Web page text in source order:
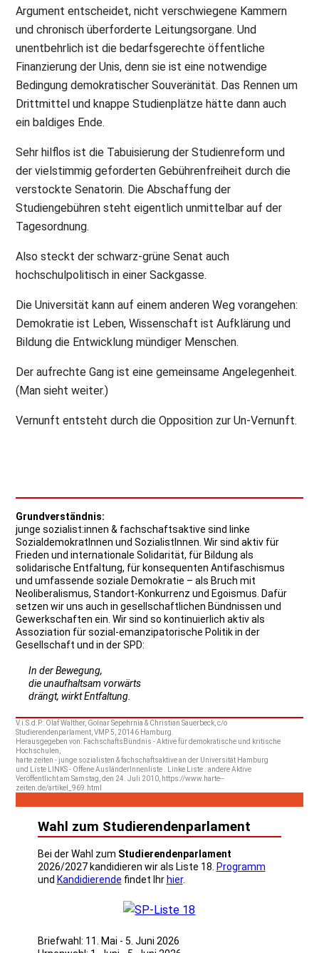
Argument entscheidet, nicht verschwiegene Kammern
und chronisch überforderte Leitungsorgane. Und
unentbehrlich ist die bedarfsgerechte öffentliche
Finanzierung der Unis, denn sie ist eine notwendige
Bedingung demokratischer Souveränität. Das Rennen um
Drittmittel und knappe Studienplätze hätte dann auch
ein baldiges Ende.
Sehr hilflos ist die Tabuisierung der Studienreform und
der vielstimmig geforderten Gebührenfreiheit durch die
verstockte Senatorin. Die Abschaffung der
Studiengebühren steht eigentlich unmittelbar auf der
Tagesordnung.
Also steckt der schwarz-grüne Senat auch
hochschulpolitisch in einer Sackgasse.
Die Universität kann auf einem anderen Weg vorangehen:
Demokratie ist Leben, Wissenschaft ist Aufklärung und
Bildung die Entwicklung mündiger Menschen.
Der aufrechte Gang ist eine gemeinsame Angelegenheit.
(Man sieht weiter.)
Vernunft entsteht durch die Opposition zur Un-Vernunft.
Grundverständnis:
junge sozialist:innen & fachschaftsaktive sind linke
SozialdemokratInnen und SozialistInnen. Wir sind aktiv für
Frieden und internationale Solidarität, für Bildung als
solidarische Entfaltung, für konsequenten Antifaschismus
und umfassende soziale Demokratie – als Bruch mit
Neoliberalismus, Standort-Konkurrenz und Egoismus. Dafür
setzen wir uns auch in gesellschaftlichen Bündnissen und
Gewerkschaften ein. Wir sind so kontinuierlich aktiv als
Assoziation für sozial-emanzipatorische Politik in der
Gesellschaft und in der SPD:
In der Bewegung,
die unaufhaltsam vorwärts
drängt, wirkt Entfaltung.
V.i.S.d.P.: Olaf Walther, Golnar Sepehrnia & Christian Sauerbeck, c/o
Studierendenparlament, VMP 5, 20146 Hamburg.
Herausgegeben von: FachschaftsBündnis - Aktive für demokratische und kritische
Hochschulen,
harte zeiten - junge sozialisten & fachschaftsaktive an der Universität Hamburg
und Liste LINKS - Offene AusländerInnenliste . Linke Liste . andere Aktive
Veröffentlicht am Samstag, den 24. Juli 2010, https://www.harte--
zeiten.de/artikel_969.html
Wahl zum Studierendenparlament
Bei der Wahl zum Studierendenparlament
2026/2027 kandidieren wir als Liste 18. Programm
und Kandidierende findet Ihr hier.
Briefwahl: 11. Mai - 5. Juni 2026